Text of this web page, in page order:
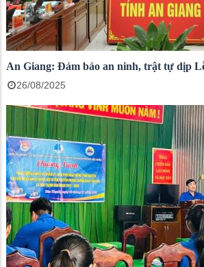
An Giang: Đảm bảo an ninh, trật tự dịp
26/08/2025